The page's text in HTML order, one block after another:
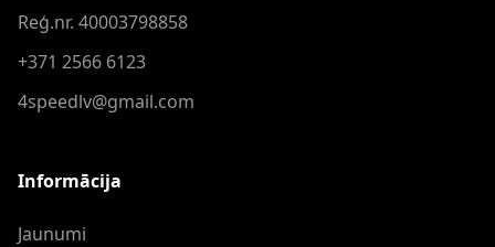
Reģ.nr. 40003798858
+371 2566 6123
4speedlv@gmail.com
Informācija
Jaunumi